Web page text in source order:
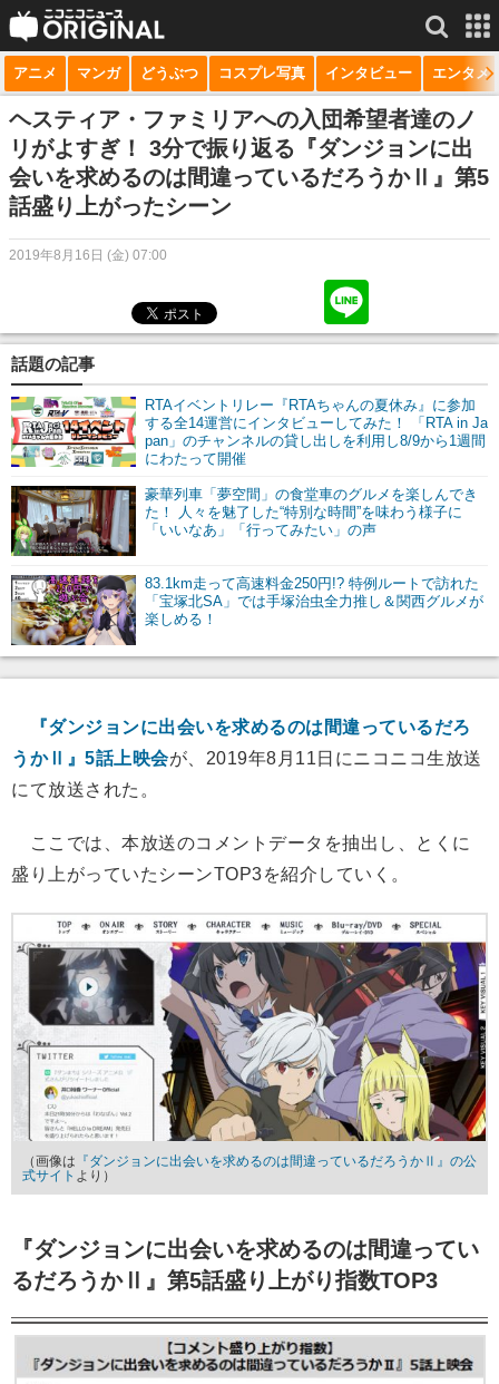
サービス一覧 もっと見る
niconico
動画
生放送
ニュース
マンガ
ニコニコQ
アニメ マンガ どうぶつ コスプレ写真 インタビュー エンタメ
ヘスティア・ファミリアへの入団希望者達のノ
リがよすぎ！ 3分で振り返る『ダンジョンに出
会いを求めるのは間違っているだろうかⅡ』第5
話盛り上がったシーン
2019年8月16日 (金) 07:00
話題の記事
RTAイベントリレー『RTAちゃんの夏休み』に参加
する全14運営にインタビューしてみた！ 「RTA in Ja
pan」のチャンネルの貸し出しを利用し8/9から1週間
にわたって開催
豪華列車「夢空間」の食堂車のグルメを楽しんでき
た！ 人々を魅了した“特別な時間”を味わう様子に
「いいなあ」「行ってみたい」の声
83.1km走って高速料金250円!? 特例ルートで訪れた
「宝塚北SA」では手塚治虫全力推し＆関西グルメが
楽しめる！
『ダンジョンに出会いを求めるのは間違っているだろ
うかⅡ』5話上映会が、2019年8月11日にニコニコ生放送
にて放送された。
ここでは、本放送のコメントデータを抽出し、とくに
盛り上がっていたシーンTOP3を紹介していく。
（画像は 『ダンジョンに出会いを求めるのは間違っているだろうかⅡ』の公
式サイト より）
『ダンジョンに出会いを求めるのは間違ってい
るだろうかⅡ』第5話盛り上がり指数TOP3